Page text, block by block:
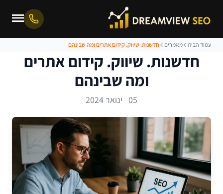
עמוד הבית מאמרים חדשנות. שיווק. קידום אתרים ומה שבינהם
חדשנות. שיווק. קידום אתרים
ומה שבינהם
05 ינואר 2024